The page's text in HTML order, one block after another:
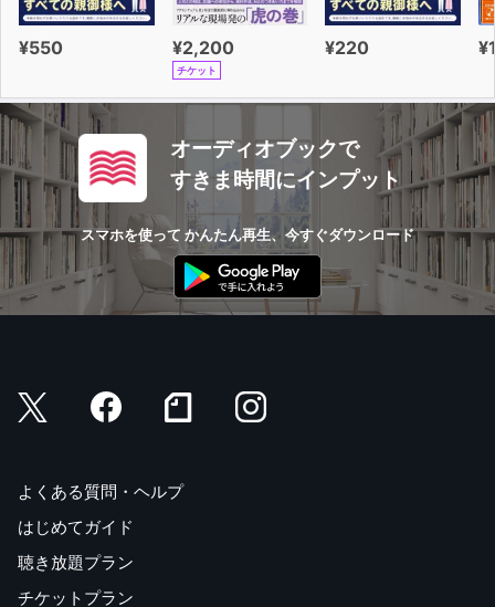
¥550 ¥2,200
チケット
¥220
オーディオブックで
すきま時間にインプット
スマホを使って かんたん再生、今すぐダウンロード
よくある質問・ヘルプ
はじめてガイド
聴き放題プラン
チケットプラン